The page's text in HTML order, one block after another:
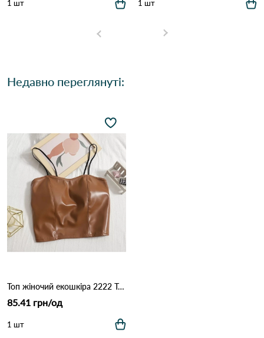
1 шт 1 шт
Недавно переглянуті:
Топ жіночий екошкіра 2222 Терракота
85.41 грн/од
1 шт